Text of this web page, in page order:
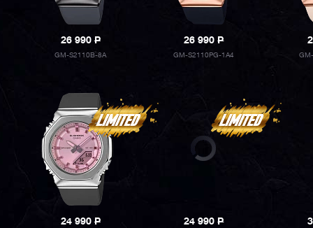
26 990P
GM-S2110B-8A
26 990P
GM-S2110PG-1A4
24 990P 24 990P